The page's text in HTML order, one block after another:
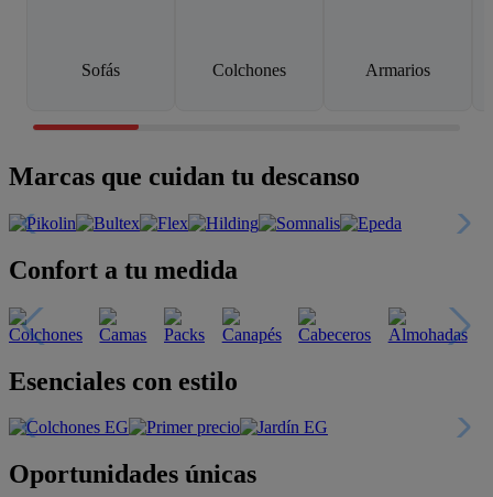
Sofás Colchones Armarios
Marcas que cuidan tu descanso
Confort a tu medida
Esenciales con estilo
Oportunidades únicas